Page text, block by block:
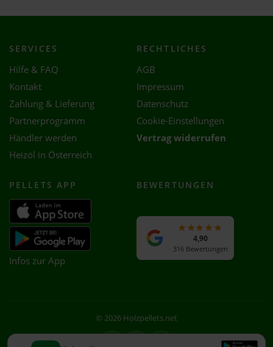
SERVICES
Hilfe & FAQ
Kontakt
Zahlung & Lieferung
Partnerprogramm
Händler werden
Heizöl in Österreich
RECHTLICHES
AGB
Impressum
Datenschutz
Cookie-Einstellungen
Vertrag widerrufen
PELLETS APP
Infos zur App
BEWERTUNGEN
4,90
316 Bewertungen
© 2026 Holzpellets.net